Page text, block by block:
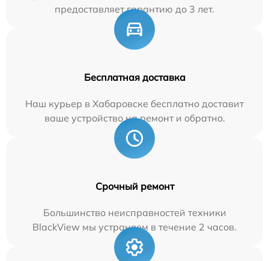
предоставляет гарантию до 3 лет.
Бесплатная доставка
Наш курьер в Хабаровске бесплатно доставит
ваше устройство на ремонт и обратно.
Срочный ремонт
Большинство неисправностей техники
BlackView мы устраняем в течение 2 часов.